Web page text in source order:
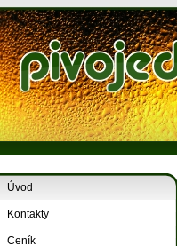
Úvod
Kontakty
Ceník